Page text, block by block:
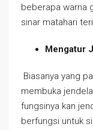
beberapa warna
sinar matahari
Mengatur
Biasanya yang
membuka
fungsinya kan
berfungsi untuk